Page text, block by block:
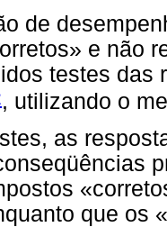
de
e não
testes das
, utilizando o
as
que os